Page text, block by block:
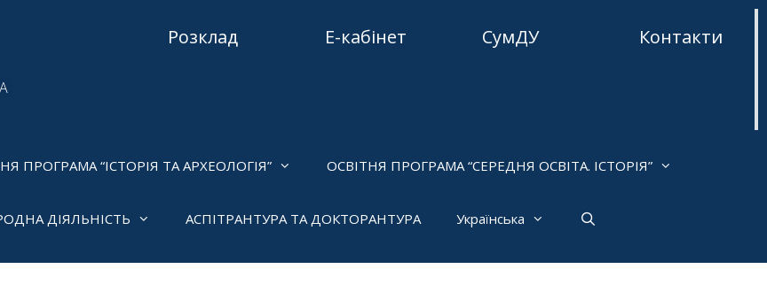
Розклад Е-кабінет СумДУ Контакти
ПРОГРАМА “ІСТОРІЯ ТА АРХЕОЛОГІЯ” ОСВІТНЯ ПРОГРАМА “СЕРЕДНЯ ОСВІТА. ІСТОРІЯ”
ДІЯЛЬНІСТЬ АСПІТРАНТУРА ТА ДОКТОРАНТУРА Українська